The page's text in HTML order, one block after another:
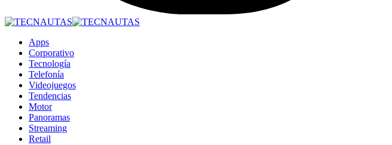
Apps
Corporativo
Tecnología
Telefonía
Videojuegos
Tendencias
Motor
Panoramas
Streaming
Retail